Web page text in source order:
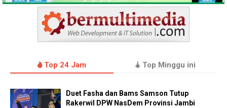
Top 24 Jam Top Minggu ini
Duet Fasha dan Bams Samson Tutup
Rakerwil DPW NasDem Provinsi Jambi